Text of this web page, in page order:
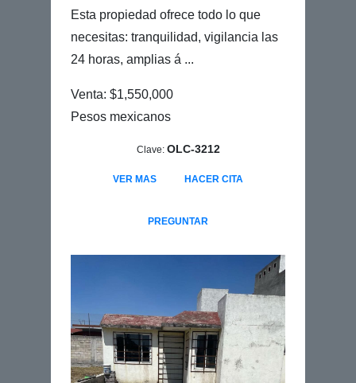
Esta propiedad ofrece todo lo que
necesitas: tranquilidad, vigilancia las
24 horas, amplias á ...
Venta: $1,550,000
Pesos mexicanos
Clave: OLC-3212
VER MAS HACER CITA
PREGUNTAR